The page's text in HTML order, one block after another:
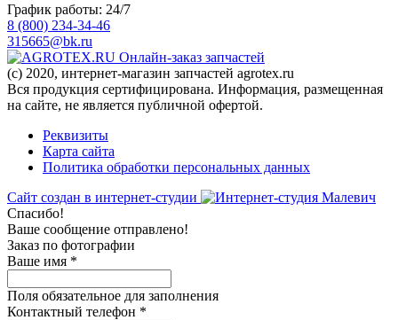
График работы: 24/7
8 (800) 234-34-46
315665@bk.ru
Онлайн-заказ запчастей
(c) 2020, интернет-магазин запчастей agrotex.ru
Вся продукция сертифицирована. Информация, размещенная
на сайте, не является публичной офертой.
Реквизиты
Карта сайта
Политика обработки персональных данных
Сайт создан в интернет-студии
Спасибо!
Ваше сообщение отправлено!
Заказ по фотографии
Ваше имя *
Поля обязательное для заполнения
Контактный телефон *